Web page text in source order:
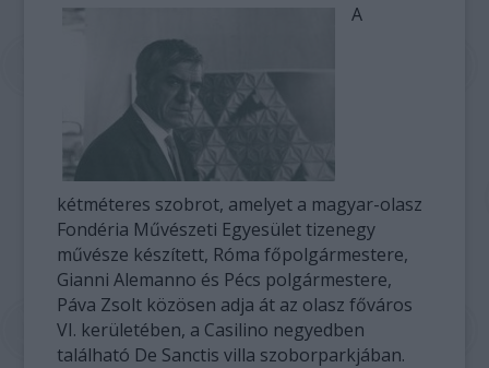
A
kétméteres szobrot, amelyet a magyar-olasz
Fondéria Művészeti Egyesület tizenegy
művésze készített, Róma főpolgármestere,
Gianni Alemanno és Pécs polgármestere,
Páva Zsolt közösen adja át az olasz főváros
VI. kerületében, a Casilino negyedben
található De Sanctis villa szoborparkjában.